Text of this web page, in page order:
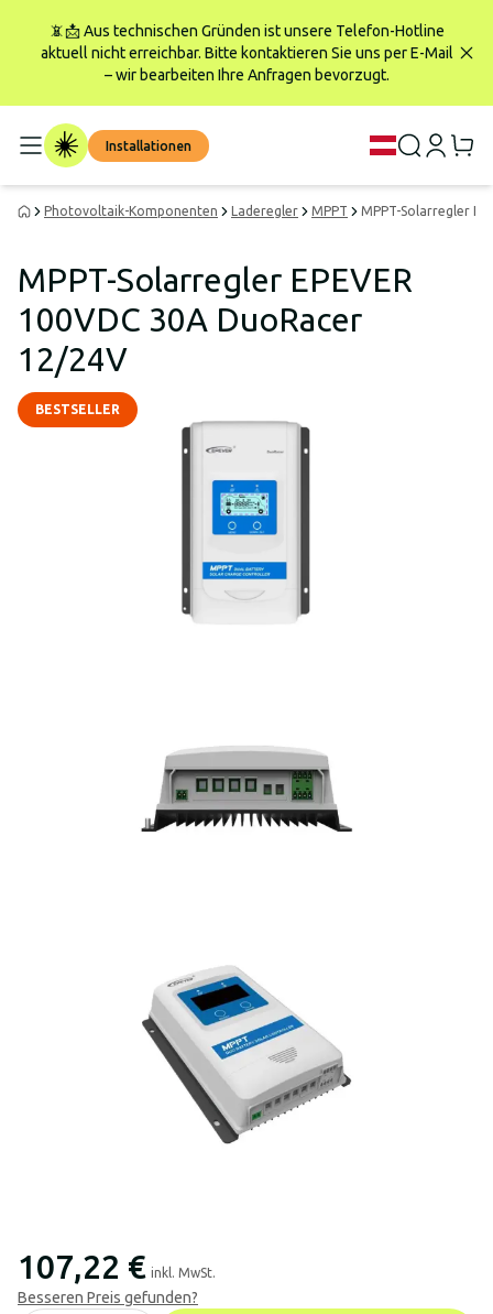
📵📩 Aus technischen Gründen ist unsere Telefon-Hotline
aktuell nicht erreichbar. Bitte kontaktieren Sie uns per E-Mail
– wir bearbeiten Ihre Anfragen bevorzugt.
Installationen
Photovoltaik-Komponenten Laderegler MPPT MPPT-Solarregler
MPPT-Solarregler EPEVER
100VDC 30A DuoRacer
12/24V
BESTSELLER
107,22 € inkl. MwSt.
Besseren Preis gefunden?